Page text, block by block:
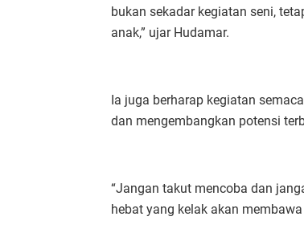
bukan sekadar kegiatan seni,
anak,” ujar Hudamar.
Ia juga berharap kegiatan
dan mengembangkan potensi
“Jangan takut mencoba dan
hebat yang kelak akan